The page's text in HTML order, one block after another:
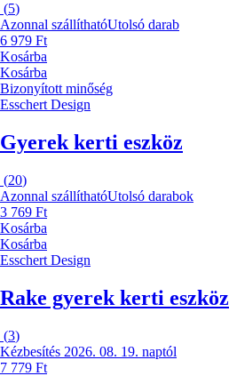
(5)
Azonnal szállíthatóUtolsó darab
6 979 Ft
Kosárba
Kosárba
Bizonyított minőség
Esschert Design
Gyerek kerti eszköz
(20)
Azonnal szállíthatóUtolsó darabok
3 769 Ft
Kosárba
Kosárba
Esschert Design
Rake gyerek kerti eszköz
(3)
Kézbesítés 2026. 08. 19. naptól
7 779 Ft